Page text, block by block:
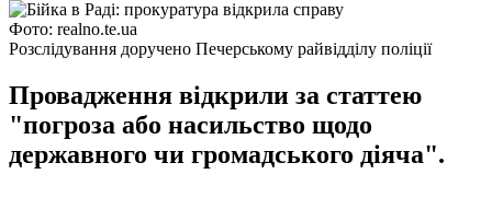
Фото: realno.te.ua
Розслідування доручено Печерському райвідділу поліції
Провадження відкрили за статтею
"погроза або насильство щодо
державного чи громадського діяча".